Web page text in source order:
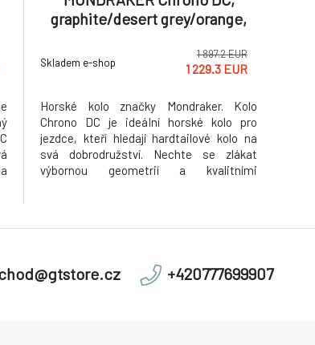
graphite/desert grey/orange,
Skladem e-shop
1 897.2 EUR
1 229.3 EUR
Horské kolo značky Mondraker. Kolo
Chrono DC je ideální horské kolo pro
jezdce, kteří hledají hardtailové kolo na
svá dobrodružství. Nechte se zlákat
výbornou geometrií a kvalitními
+420777699907